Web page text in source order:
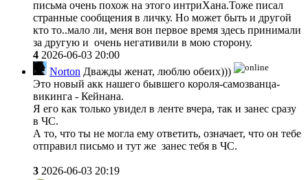
письма очень похож на этого интриХана.Тоже писал
странные сообщения в личку. Но может быть и другой
кто то..мало ли, меня вон первое время здесь принимали
за другую и очень негативили в мою сторону.
4 2026-06-03 20:00
Norton Дважды женат, люблю обеих)))
Это новый акк нашего бывшего короля-самозванца-
викинга - Кейнана.
Я его как только увидел в ленте вчера, так и занес сразу
в ЧС.
А то, что ты не могла ему ответить, означает, что он тебе
отправил письмо и тут же занес тебя в ЧС.
3 2026-06-03 20:19